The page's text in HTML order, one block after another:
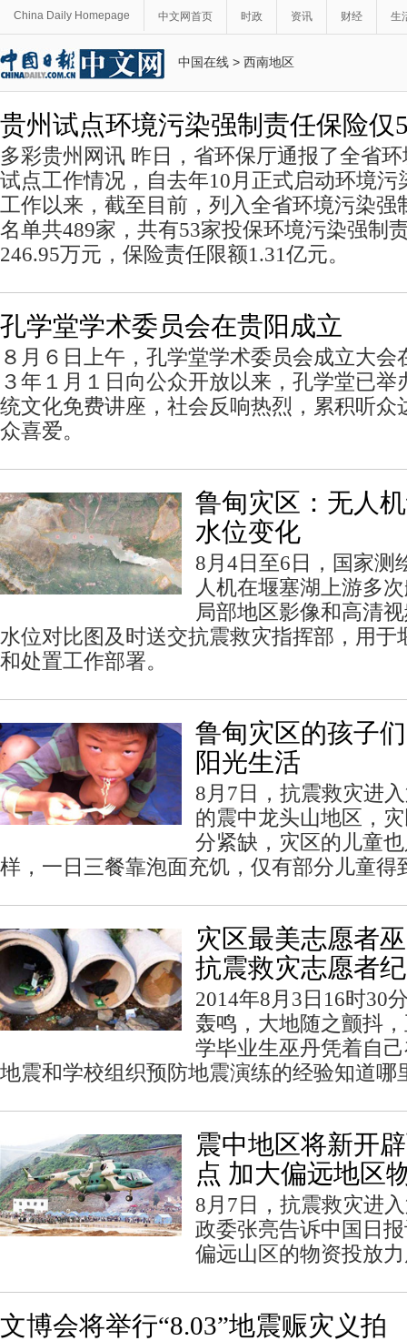
China Daily Homepage 中文网首页 时政 资讯 财经 生
中国在线 > 西南地区
贵州试点环境污染强制责任保险仅
多彩贵州网讯 昨日，省环保厅通报了全省
试点工作情况，自去年10月正式启动环境污
工作以来，截至目前，列入全省环境污染强
名单共489家，共有53家投保环境污染强制
246.95万元，保险责任限额1.31亿元。
孔学堂学术委员会在贵阳成立
８月６日上午，孔学堂学术委员会成立大会
３年１月１日向公众开放以来，孔学堂已举
统文化免费讲座，社会反响热烈，累积听众
众喜爱。
鲁甸灾区：无人
水位变化
8月4日至6日，国家测
人机在堰塞湖上游多
局部地区影像和高清
水位对比图及时送交抗震救灾指挥部，用于
和处置工作部署。
鲁甸灾区的孩子
阳光生活
8月7日，抗震救灾进
的震中龙头山地区，
分紧缺，灾区的儿童
样，一日三餐靠泡面充饥，仅有部分儿童得
灾区最美志愿者
抗震救灾志愿者
2014年8月3日16时30
轰鸣，大地随之颤抖
学毕业生巫丹凭着自
地震和学校组织预防地震演练的经验知道哪
震中地区将新开
点 加大偏远地区
8月7日，抗震救灾进
政委张亮告诉中国日
偏远山区的物资投放
文博会将举行“8.03”地震赈灾义拍